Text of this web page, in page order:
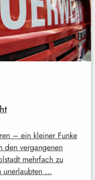
– ein kleiner Funke
den vergangenen
mehrfach zu
unerlaubten …